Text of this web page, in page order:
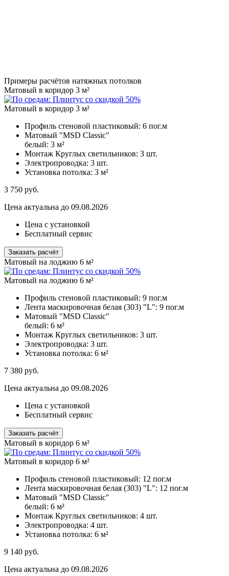
Примеры расчётов натяжных потолков
Матовый в коридор 3 м²
Матовый в коридор 3 м²
Профиль стеновой пластиковый: 6 пог.м
Матовый "MSD Classic"
белый: 3 м²
Монтаж Круглых светильников: 3 шт.
Электропроводка: 3 шт.
Установка потолка: 3 м²
3 750 руб.
Цена актуальна до 09.08.2026
Цена с установкой
Бесплатный сервис
Заказать расчёт
Матовый на лоджию 6 м²
Матовый на лоджию 6 м²
Профиль стеновой пластиковый: 9 пог.м
Лента маскировочная белая (303) "L": 9 пог.м
Матовый "MSD Classic"
белый: 6 м²
Монтаж Круглых светильников: 3 шт.
Электропроводка: 3 шт.
Установка потолка: 6 м²
7 380 руб.
Цена актуальна до 09.08.2026
Цена с установкой
Бесплатный сервис
Заказать расчёт
Матовый в коридор 6 м²
Матовый в коридор 6 м²
Профиль стеновой пластиковый: 12 пог.м
Лента маскировочная белая (303) "L": 12 пог.м
Матовый "MSD Classic"
белый: 6 м²
Монтаж Круглых светильников: 4 шт.
Электропроводка: 4 шт.
Установка потолка: 6 м²
9 140 руб.
Цена актуальна до 09.08.2026